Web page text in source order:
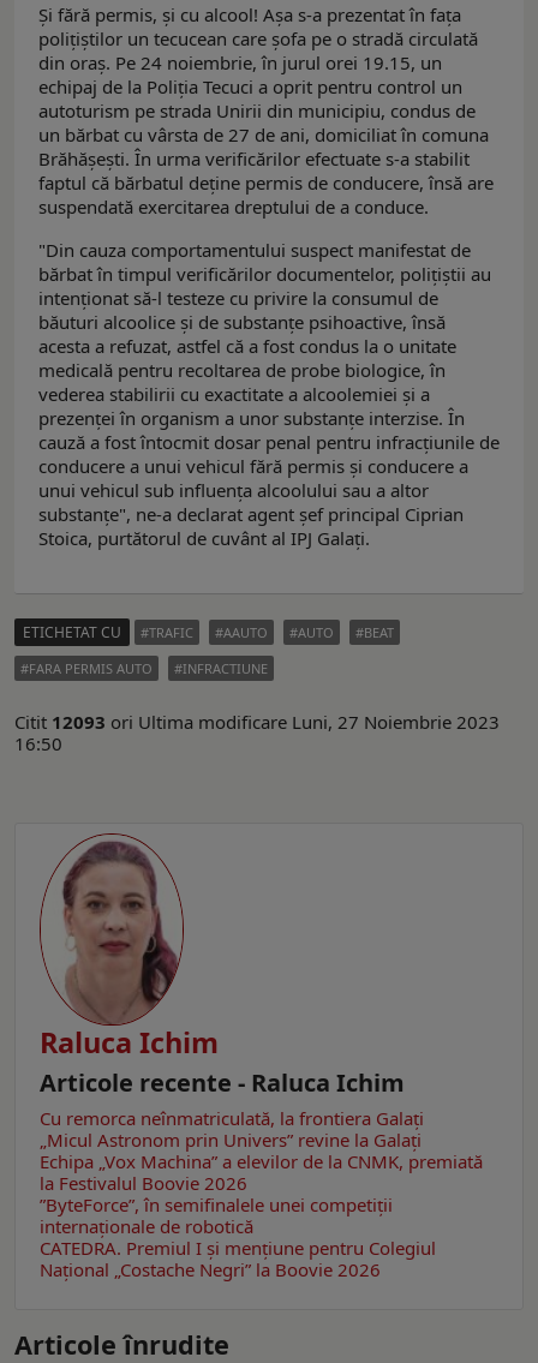
Și fără permis, și cu alcool! Așa s-a prezentat în faţa
polițiștilor un tecucean care șofa pe o stradă circulată
din oraș. Pe 24 noiembrie, în jurul orei 19.15, un
echipaj de la Poliția Tecuci a oprit pentru control un
autoturism pe strada Unirii din municipiu, condus de
un bărbat cu vârsta de 27 de ani, domiciliat în comuna
Brăhășești. În urma verificărilor efectuate s-a stabilit
faptul că bărbatul deține permis de conducere, însă are
suspendată exercitarea dreptului de a conduce.
"Din cauza comportamentului suspect manifestat de
bărbat în timpul verificărilor documentelor, polițiștii au
intenționat să-l testeze cu privire la consumul de
băuturi alcoolice și de substanțe psihoactive, însă
acesta a refuzat, astfel că a fost condus la o unitate
medicală pentru recoltarea de probe biologice, în
vederea stabilirii cu exactitate a alcoolemiei și a
prezenței în organism a unor substanțe interzise. În
cauză a fost întocmit dosar penal pentru infracțiunile de
conducere a unui vehicul fără permis și conducere a
unui vehicul sub influența alcoolului sau a altor
substanțe", ne-a declarat agent șef principal Ciprian
Stoica, purtătorul de cuvânt al IPJ Galați.
ETICHETAT CU TRAFIC AAUTO AUTO
BEAT
FARA PERMIS AUTO
INFRACTIUNE
Citit 12093 ori Ultima modificare Luni, 27 Noiembrie 2023
16:50
Raluca Ichim
Articole recente - Raluca Ichim
Cu remorca neînmatriculată, la frontiera Galați
„Micul Astronom prin Univers” revine la Galați
Echipa „Vox Machina” a elevilor de la CNMK, premiată
la Festivalul Boovie 2026
”ByteForce”, în semifinalele unei competiții
internaționale de robotică
CATEDRA. Premiul I și mențiune pentru Colegiul
Național „Costache Negri” la Boovie 2026
Articole înrudite